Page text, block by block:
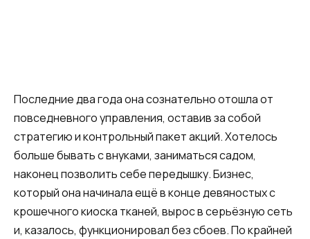
Последние два года она сознательно отошла от
повседневного управления, оставив за собой
стратегию и контрольный пакет акций. Хотелось
больше бывать с внуками, заниматься садом,
наконец позволить себе передышку. Бизнес,
который она начинала ещё в конце девяностых с
крошечного киоска тканей, вырос в серьёзную сеть
и, казалось, функционировал без сбоев. По крайней